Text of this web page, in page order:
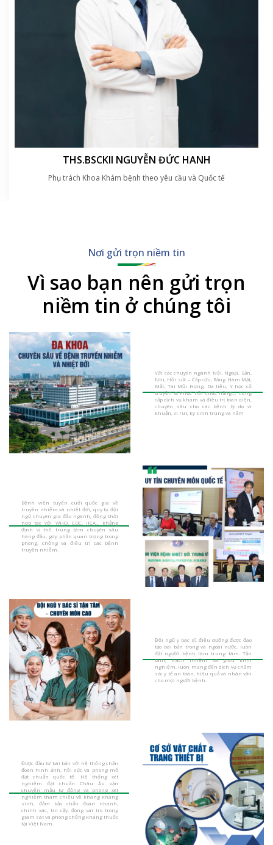
THS.BSCKII NGUYỄN ĐỨC HANH
Phụ trách Khoa Khám bệnh theo yêu cầu và Quốc tế
Nơi gửi trọn niềm tin
Vì sao bạn nên gửi trọn
niềm tin ở chúng tôi
Với các chuyên ngành Nội, Ngoại, Sản,
Nhi, Hồi sức – Cấp cứu, Răng Hàm Mặt,
Mắt, Tai Mũi Họng, Da liễu, Y học cổ
truyền & Phục hồi chức năng…, cung
cấp dịch vụ khám và điều trị toàn diện,
chuyên sâu cho các bệnh lý do vi
khuẩn, vi rút, ký sinh trùng và nấm
Bệnh viện tuyến cuối quốc gia về
truyền nhiễm và nhiệt đới, quy tụ đội
ngũ chuyên gia đầu ngành, đồng thời
hợp tác với WHO, CDC, JICA… khẳng
định vị thế trung tâm chuyên sâu
hàng đầu, góp phần quan trọng trong
phòng, chống và điều trị các bệnh
truyền nhiễm.
Đội ngũ y bác sĩ, điều dưỡng được đào
tạo bài bản trong và ngoài nước, luôn
đặt người bệnh làm trung tâm. Tận
tâm, trách nhiệm và giàu kinh
nghiệm, luôn mang đến dịch vụ chăm
sóc y tế an toàn, hiệu quả và nhân văn
cho mọi người bệnh.
Được đầu tư bài bản với hệ thống chẩn
đoán hình ảnh, hồi sức và phòng mổ
đạt chuẩn quốc tế. Hệ thống xét
nghiệm đạt chuẩn Châu Âu vận
chuyển mẫu tự động và phòng xét
nghiệm tham chiếu về kháng kháng
sinh, đảm bảo chẩn đoán nhanh,
chính xác, tin cậy, đóng vai trò trong
giám sát và phòng chống kháng thuốc
tại Việt Nam.